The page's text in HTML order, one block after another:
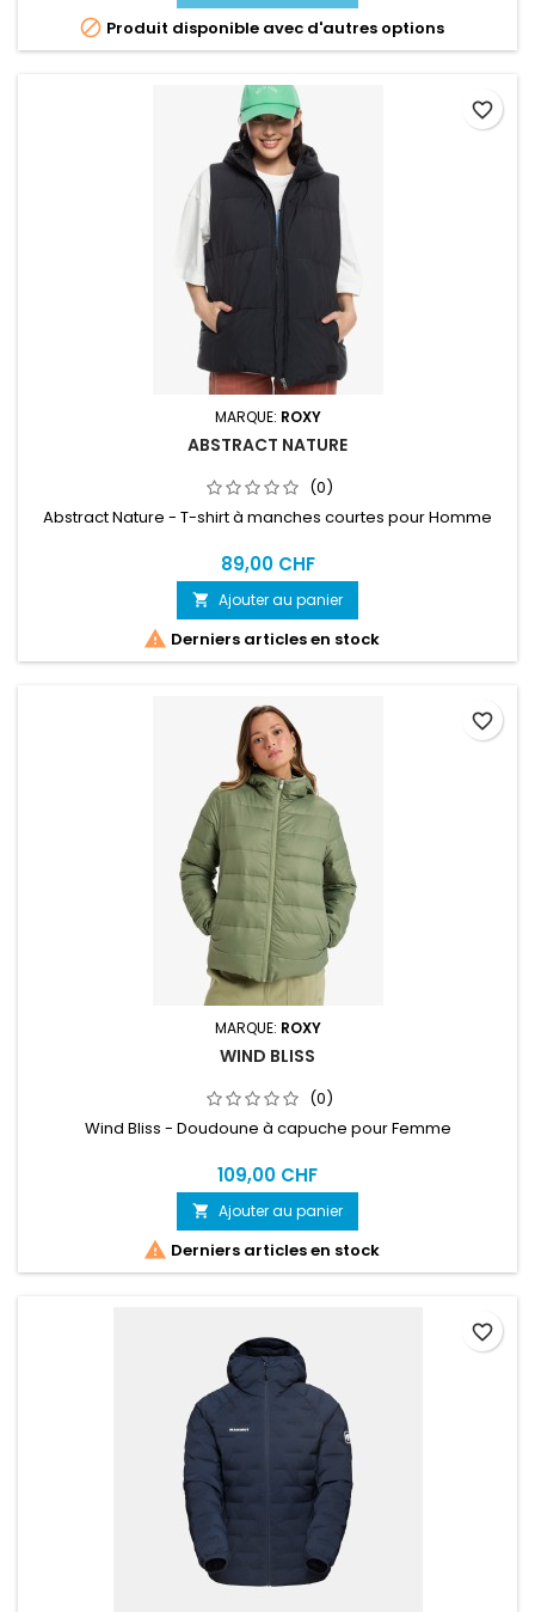
 Produit disponible avec d'autres options
MARQUE: ROXY
ABSTRACT NATURE
(0)
Abstract Nature - T-shirt à manches courtes pour Homme
89,00 CHF
 Ajouter au panier
 Derniers articles en stock
favorite_border
MARQUE: ROXY
WIND BLISS
(0)
Wind Bliss - Doudoune à capuche pour Femme
109,00 CHF
 Ajouter au panier
 Derniers articles en stock
favorite_border
favorite_border